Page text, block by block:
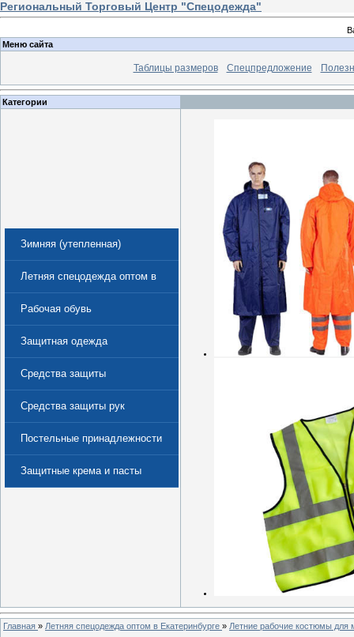
Региональный Торговый Центр "Спецодежда"
Меню сайта
Таблицы размеров Спецпредложение
Категории
Зимняя (утепленная)
спецодежда
Летняя спецодежда оптом в
Екатеринбурге
Рабочая обувь
Защитная одежда
Средства защиты
Средства защиты рук
Постельные принадлежности
Защитные крема и пасты
Главная » Летняя спецодежда оптом в Екатеринбурге » Летние рабочие костюмы для